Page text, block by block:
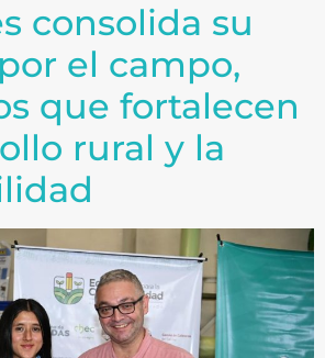
consolida su
el campo,
que fortalecen
rural y la